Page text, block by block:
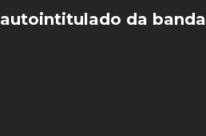
autointitulado da banda